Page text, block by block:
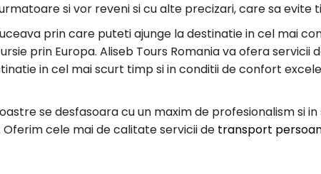
si vor reveni si cu alte precizari, care sa
prin care puteti ajunge la destinatie in cel mai
prin Europa. Aliseb Tours Romania va ofera
in cel mai scurt timp si in conditii de confort
se desfasoara cu un maxim de profesionalism si
cele mai de calitate servicii de transport